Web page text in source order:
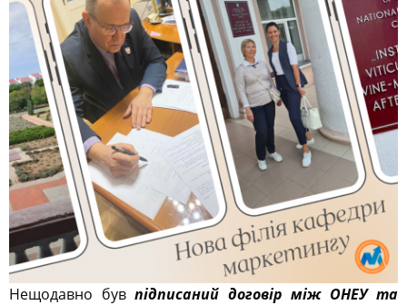
Нещодавно був підписаний договір між ОНЕУ та